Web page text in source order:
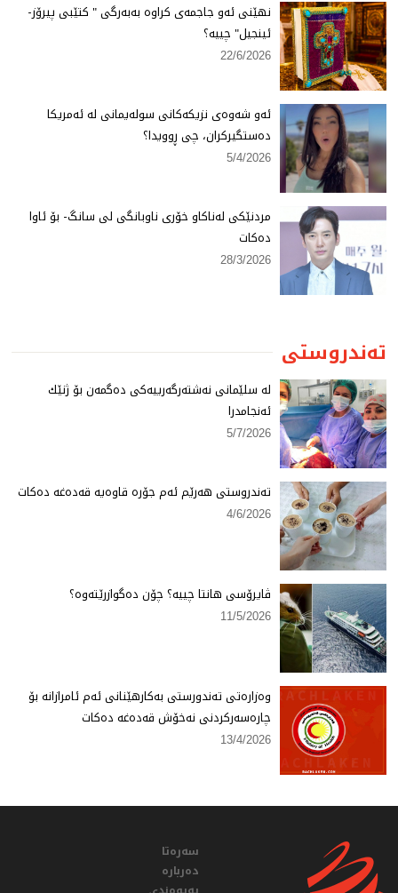
نهێنی ئەو جاجمەی كراوە بەبەرگی " كتێبی پیرۆز-
ئینجیل" چییە؟
22/6/2026
ئەو شەوەی نزیكەكانی سولەیمانی لە ئەمریكا
دەستگیركران، چی ڕوویدا؟
5/4/2026
مردنێكی لەناكاو خۆری ناوبانگی لی سانگ- بۆ ئاوا
دەكات
28/3/2026
تەندروستی
لە سلێمانی نەشتەرگەرییەكی دەگمەن بۆ ژنێك
ئەنجامدرا
5/7/2026
تەندروستی هەرێم ئەم جۆرە قاوەیە قەدەغە دەكات
4/6/2026
ڤایرۆسی هانتا چییە؟ چۆن دەگوازرێتەوە؟
11/5/2026
وەزارەتی تەندورستی بەكارهێنانی ئەم ئامرازانە بۆ
چارەسەركردنی نەخۆش قەدەغە دەكات
13/4/2026
سەرەتا
دەربارە